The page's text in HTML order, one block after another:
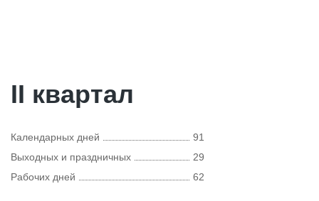
II квартал
Календарных дней
91
Выходных и праздничных
29
Рабочих дней
62